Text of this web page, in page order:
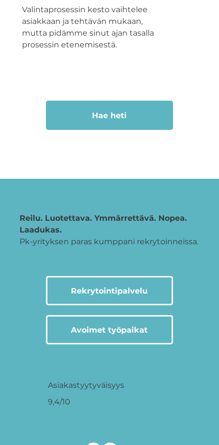
Valintaprosessin kesto vaihtelee
asiakkaan ja tehtävän mukaan,
mutta pidämme sinut ajan tasalla
prosessin etenemisestä.
Hae heti
Reilu. Luotettava. Ymmärrettävä. Nopea.
Laadukas.
Pk-yrityksen paras kumppani rekrytoinneissa.
Rekrytointipalvelu
Avoimet työpaikat
Asiakastyytyväisyys
9,4/10